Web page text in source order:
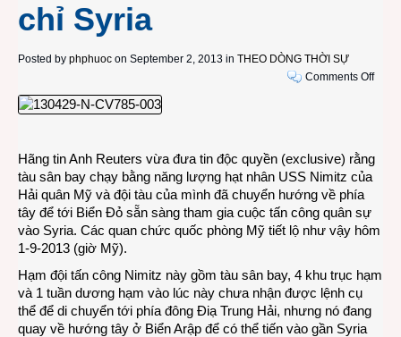
chỉ Syria
Posted by phphuoc on September 2, 2013 in THEO DÒNG THỜI SỰ
Comments Offon
trực
Hãng tin Anh Reuters vừa đưa tin độc quyền (exclusive) rằng
tàu sân bay chạy bằng năng lượng hạt nhân USS Nimitz của
Hải quân Mỹ và đội tàu của mình đã chuyển hướng về phía
tây để tới Biển Đỏ sẵn sàng tham gia cuộc tấn công quân sự
vào Syria. Các quan chức quốc phòng Mỹ tiết lộ như vậy hôm
1-9-2013 (giờ Mỹ).
Hạm đội tấn công Nimitz này gồm tàu sân bay, 4 khu trục hạm
và 1 tuần dương hạm vào lúc này chưa nhận được lệnh cụ
thể để di chuyển tới phía đông Điạ Trung Hải, nhưng nó đang
quay về hướng tây ở Biển Arập để có thể tiến vào gần Syria